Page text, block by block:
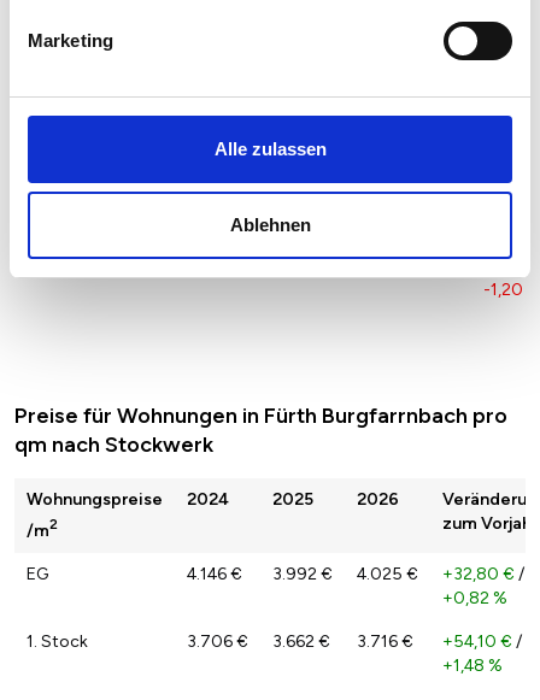
Marketing
Alle zulassen
Ablehnen
-0,15
3.582 €
Loft 4.064 € 4.011 € 3.869 €
-
Penthouse 4.524 € 4.422 € 4.369 €
-53,19
-1,20 %
Preise für Wohnungen in Fürth Burgfarrnbach pro
qm nach Stockwerk
Wohnungspreise
/m2
2024 2025 2026
zum Vorjahr
EG 4.146 € 3.992 € 4.025 € +32,80 € /
+0,82 %
1. Stock 3.706 € 3.662 € 3.716 € +54,10 € /
+1,48 %